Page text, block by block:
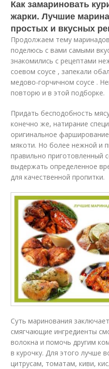
Как замариновать
жарки. Лучшие
простых и вкусных
Продолжаем тему
поделюсь с вами самыми
знакомились с рецептами
соевом соусе , запекали
медово-горчичном соусе .
повторю и в этой подборке.
Придать бесподобность
конечно же, натирание
оригинальное
мякоти. Но более нежной и
правильно приготовленный
выдержать определенное
для качественной пропитки.
Суть маринования
смягчающие ингредиенты
волокна и помочь другим
в курочку. Для этого лучше
цитрусам, томатам, киви,